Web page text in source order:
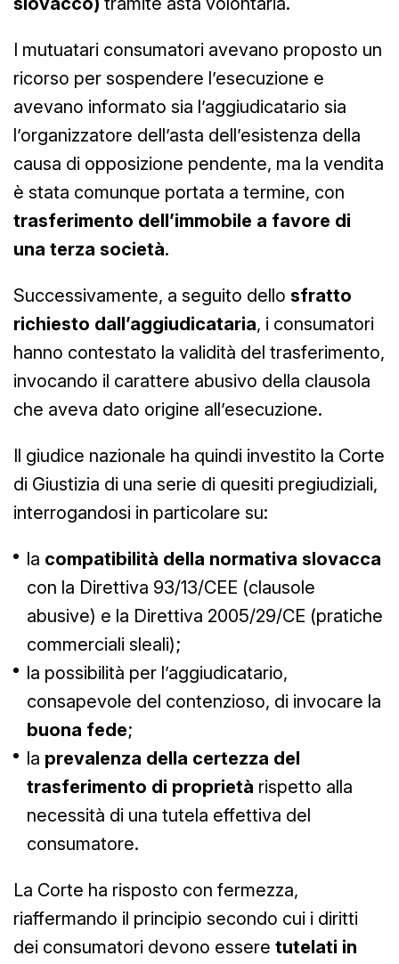
I mutuatari consumatori avevano proposto un
ricorso per sospendere l’esecuzione e
avevano informato sia l’aggiudicatario sia
l’organizzatore dell’asta dell’esistenza della
causa di opposizione pendente, ma la vendita
è stata comunque portata a termine, con
trasferimento dell’immobile a favore di
una terza società.
Successivamente, a seguito dello sfratto
richiesto dall’aggiudicataria, i consumatori
hanno contestato la validità del trasferimento,
invocando il carattere abusivo della clausola
che aveva dato origine all’esecuzione.
Il giudice nazionale ha quindi investito la Corte
di Giustizia di una serie di quesiti pregiudiziali,
interrogandosi in particolare su:
la compatibilità della normativa slovacca
con la Direttiva 93/13/CEE (clausole
abusive) e la Direttiva 2005/29/CE (pratiche
commerciali sleali);
la possibilità per l’aggiudicatario,
consapevole del contenzioso, di invocare la
buona fede;
la prevalenza della certezza del
trasferimento di proprietà rispetto alla
necessità di una tutela effettiva del
consumatore.
La Corte ha risposto con fermezza,
riaffermando il principio secondo cui i diritti
dei consumatori devono essere tutelati in